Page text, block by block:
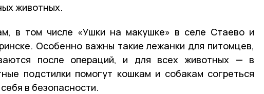
животных.
в том числе «Ушки на макушке» в селе Стаево и
Особенно важны такие лежанки для питомцев,
после операций, и для всех животных — в
подстилки помогут кошкам и собакам согреться
в безопасности.